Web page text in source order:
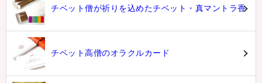
チベット僧が祈りを込めたチベット・真マントラ香
チベット高僧のオラクルカード